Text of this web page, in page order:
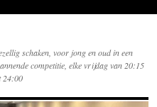
schaken, voor jong en oud in een
competitie, elke vrijdag van 20:15
24:00